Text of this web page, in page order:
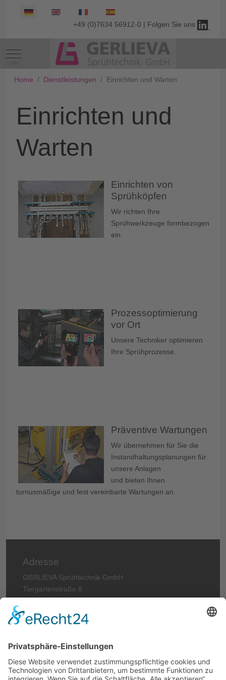
Select your language
+49 (0)7634 56912-0 | Folgen Sie uns
Mobile Menu Toggle
Home Dienstleistungen Einrichten und Warten
Einrichten und
Warten
Einrichten von
Sprühköpfen
Wir richten Ihre
Sprühwerkzeuge formbezogen
ein.
Prozessoptimierung
vor Ort
Unsere Techniker optimieren
Ihre Sprühprozesse.
Präventive Wartungen
Wir übernehmen für Sie die
Instandhaltungsplanungen für
unsere Anlagen
und bieten Ihnen
turnusmäßige und fest vereinbarte Wartungen an.
Adresse
GERLIEVA Sprühtechnik GmbH
Tiergartenstraße 8
GERMANY
Telefax: +49 (0)7634 6620